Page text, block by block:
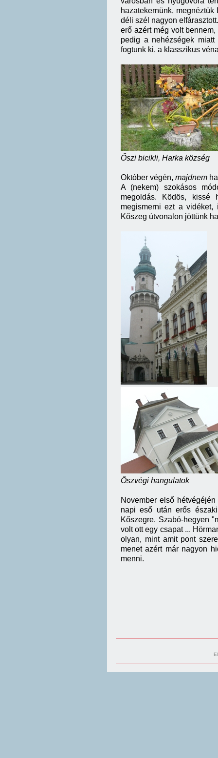
hazatekernünk,
déli szél nagyon
erő azért még volt
pedig a nehézségek
fogtunk ki, a klasszikus
Őszi bicikli, Harka község
Október végén, majdnem
A (nekem) szokásos
megoldás. Ködös, kissé
megismerni ezt a vidéket,
Kőszeg útvonalon jöttünk
Őszvégi hangulatok
November első
napi eső után erős
Kőszegre. Szabó-hegyen
volt ott egy csapat ...
olyan, mint amit pont
menet azért már nagyon
menni.